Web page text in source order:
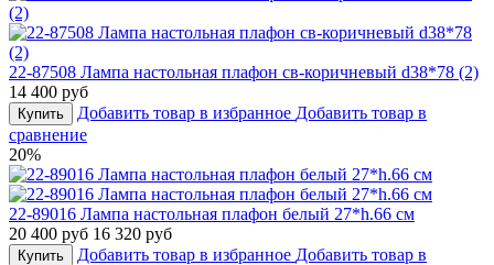
22-87508 Лампа настольная плафон св-коричневый d38*78 (2)
14 400 руб
Купить Добавить товар в избранное Добавить товар в
сравнение
20%
22-89016 Лампа настольная плафон белый 27*h.66 см
20 400 руб 16 320 руб
Купить Добавить товар в избранное Добавить товар в